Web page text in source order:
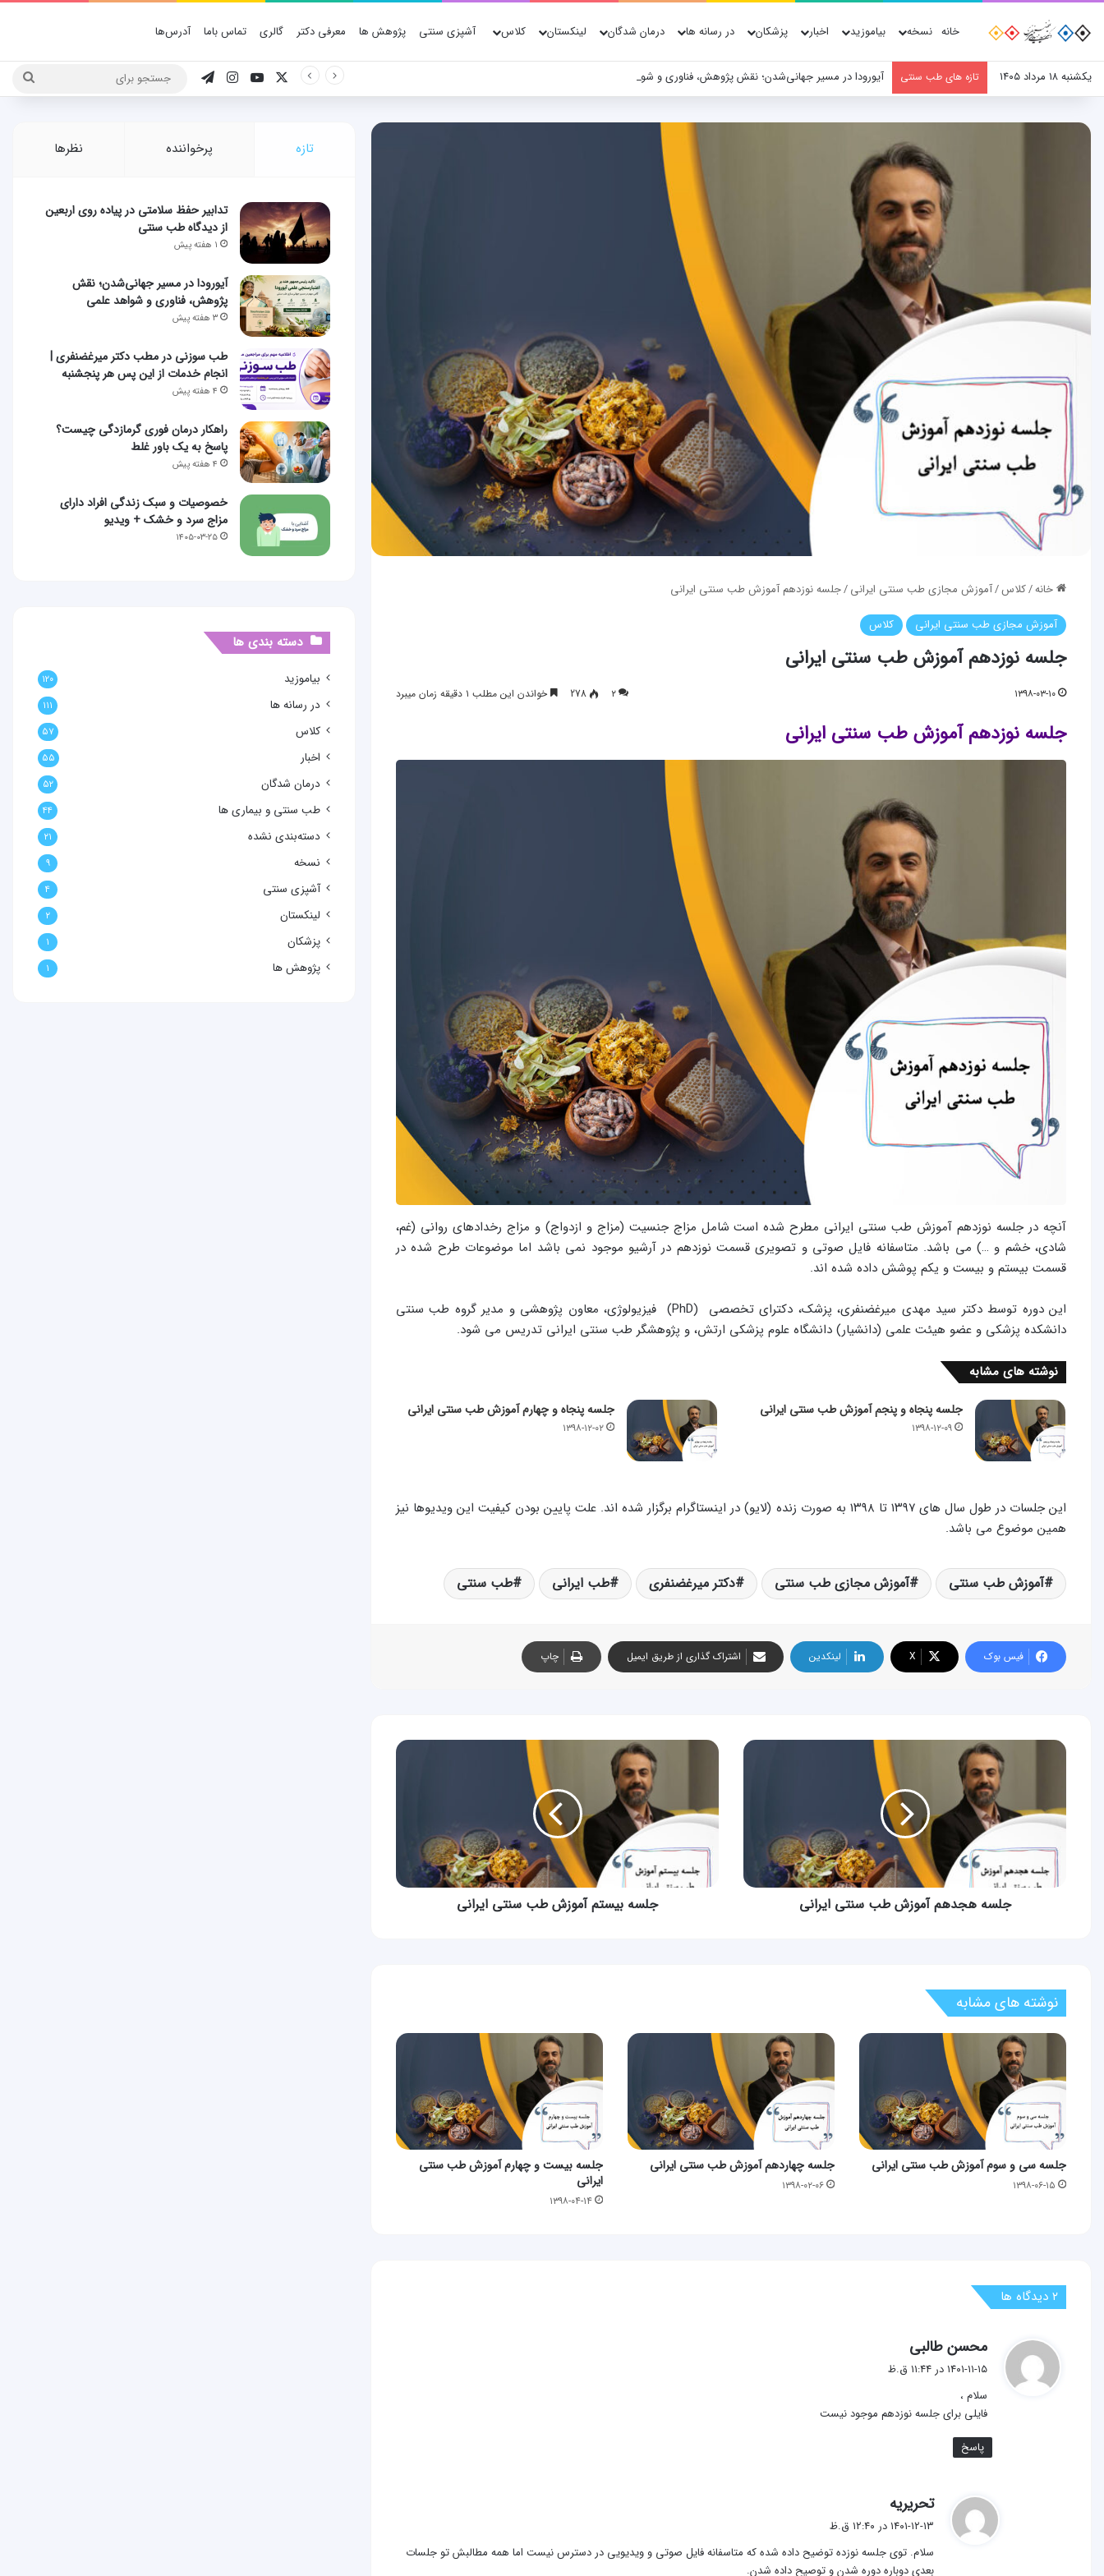
خانه نسخه بیاموزید اخبار پزشکان در رسانه ها درمان شدگان لینکستان کلاس آشپزی سنتی پژوهش ها معرفی دکتر گالری تماس باما آدرس‌ها
یکشنبه ۱۸ مرداد ۱۴۰۵ تازه های طب سنتی آیورودا در مسیر جهانی‌شدن؛ نقش پژوهش، فناوری و شواهد علمی یوتیوباینستاگرام
تلگرام
خانه/کلاس/آموزش مجازی طب سنتی ایرانی/جلسه نوزدهم آموزش طب سنتی ایرانی
آموزش مجازی طب سنتی ایرانی کلاس
جلسه نوزدهم آموزش طب سنتی ایرانی
۱۳۹۸-۰۳-۱۰ ۲ 278 خواندن این مطلب ۱ دقیقه زمان میبرد
جلسه نوزدهم آموزش طب سنتی ایرانی
آنچه در جلسه نوزدهم آموزش طب سنتی ایرانی مطرح شده است شامل مزاج جنسیت (مزاج و ازدواج) و مزاج رخدادهای روانی (غم،
شادی، خشم و …) می باشد. متاسفانه فایل صوتی و تصویری قسمت نوزدهم در آرشیو موجود نمی باشد اما موضوعات طرح شده در
قسمت بیستم و بیست و یکم پوشش داده شده اند.
این دوره توسط دکتر سید مهدی میرغضنفری، پزشک، دکترای تخصصی (PhD) فیزیولوژی، معاون پژوهشی و مدير گروه طب سنتی
دانشکده پزشکی و عضو هیئت علمی (دانشیار) دانشگاه علوم پزشکی ارتش، و پژوهشگر طب سنتی ایرانی تدریس می شود.
نوشته های مشابه
جلسه پنجاه و پنجم آموزش طب سنتی ایرانی
۱۳۹۸-۱۲-۰۹
جلسه پنجاه و چهارم آموزش طب سنتی ایرانی
۱۳۹۸-۱۲-۰۲
این جلسات در طول سال های ۱۳۹۷ تا ۱۳۹۸ به صورت زنده (لایو) در اینستاگرام برگزار شده اند. علت پایین بودن کیفیت این ویدیوها نیز
همین موضوع می باشد.
آموزش طب سنتی آموزش مجازی طب سنتی دکتر میرغضنفری طب ایرانی طب سنتی
فیس بوک X لینکدین اشتراک گذاری از طریق ایمیل چاپ
جلسه
سنتی
ایرانی
جلسه هجدهم آموزش طب سنتی ایرانی
جلسه
سنتی
ایرانی
جلسه بیستم آموزش طب سنتی ایرانی
نوشته های مشابه
جلسه سی و سوم آموزش طب سنتی ایرانی
۱۳۹۸-۰۶-۱۵
جلسه چهاردهم آموزش طب سنتی ایرانی
۱۳۹۸-۰۲-۰۶
جلسه بیست و چهارم آموزش طب سنتی
ایرانی
۱۳۹۸-۰۴-۱۴
‫۲ دیدگاه ها
محسن طالبی
ف
ت
۱۴۰۱-۱۱-۱۵ در ۱۱:۴۴ ق.ظ
سلام ،
فایلی برای جلسه نوزدهم موجود نیست
پاسخ
تحریریه
ت
۱۴۰۱-۱۲-۱۳ در ۱۲:۴۰ ق.ظ
سلام. توی جلسه نوزده توضیح داده شده که متاسفانه فایل صوتی و ویدیویی در دسترس نیست اما همه مطالبش تو جلسات
بعدی دوباره دوره شدن و توصیح داده شدن.
تازه پرخواننده نظرها
تدابیر حفظ سلامتی در پیاده روی اربعین
از دیدگاه طب سنتی
۱ هفته پیش
آیورودا در مسیر جهانی‌شدن؛ نقش
پژوهش، فناوری و شواهد علمی
۳ هفته پیش
طب سوزنی در مطب دکتر میرغضنفری |
انجام خدمات از این پس هر پنجشنبه
۴ هفته پیش
راهکار درمان فوری گرمازدگی چیست؟
پاسخ به یک باور غلط
۴ هفته پیش
خصوصیات و سبک زندگی افراد دارای
مزاج سرد و خشک + ویدیو
۱۴۰۵-۰۳-۲۵
دسته بندی ها
بیاموزید ۱۲۰
در رسانه ها ۱۱۱
کلاس ۵۷
اخبار ۵۵
درمان شدگان ۵۲
طب سنتی و بیماری ها ۴۴
دسته‌بندی نشده ۲۱
نسخه ۹
آشپزی سنتی ۴
لینکستان ۲
پزشکان ۱
پژوهش ها ۱